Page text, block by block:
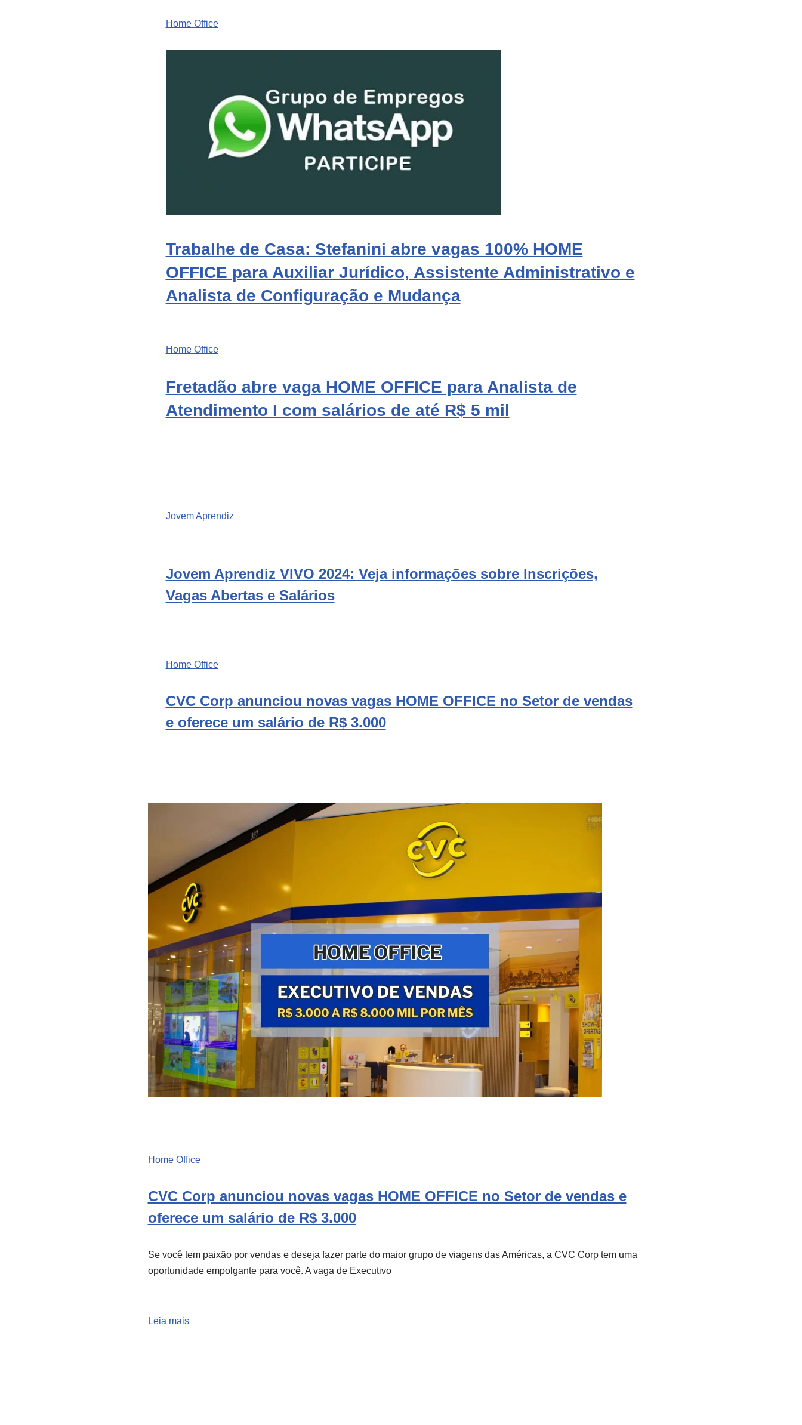
Home Office
Trabalhe de Casa: Stefanini abre vagas 100% HOME
OFFICE para Auxiliar Jurídico, Assistente Administrativo e
Analista de Configuração e Mudança
Home Office
Fretadão abre vaga HOME OFFICE para Analista de
Atendimento I com salários de até R$ 5 mil
Jovem Aprendiz
Jovem Aprendiz VIVO 2024: Veja informações sobre Inscrições,
Vagas Abertas e Salários
Home Office
CVC Corp anunciou novas vagas HOME OFFICE no Setor de vendas
e oferece um salário de R$ 3.000
Home Office
CVC Corp anunciou novas vagas HOME OFFICE no Setor de vendas e
oferece um salário de R$ 3.000
Se você tem paixão por vendas e deseja fazer parte do maior grupo de viagens das Américas, a CVC Corp tem uma
oportunidade empolgante para você. A vaga de Executivo
Leia mais